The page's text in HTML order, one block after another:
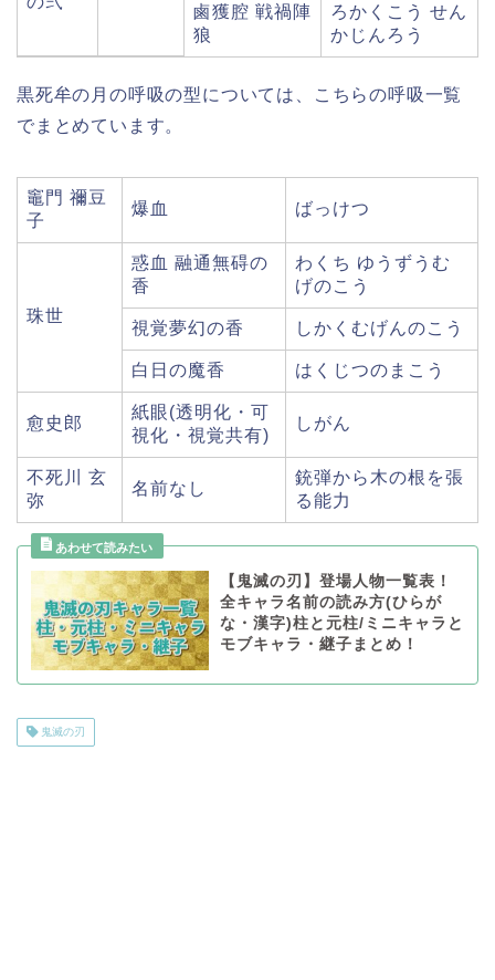
鹵獲腔 戦禍陣
狼
ろかくこう せん
かじんろう
黒死牟の月の呼吸の型については、こちらの呼吸一覧
でまとめています。
竈門 禰豆
子
爆血 ばっけつ
珠世
惑血 融通無碍の
香
わくち ゆうずうむ
げのこう
視覚夢幻の香 しかくむげんのこう
白日の魔香 はくじつのまこう
愈史郎
紙眼(透明化・可
視化・視覚共有)
しがん
不死川 玄
弥
名前なし
銃弾から木の根を張
る能力
【鬼滅の刃】登場人物一覧表！
全キャラ名前の読み方(ひらが
な・漢字)柱と元柱/ミニキャラと
モブキャラ・継子まとめ！
鬼滅の刃